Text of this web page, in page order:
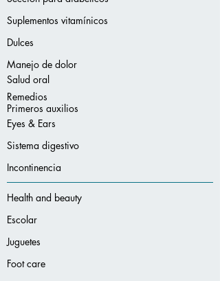
Suplementos vitamínicos
Dulces
Manejo de dolor
Salud oral
Remedios
Primeros auxilios
Eyes & Ears
Sistema digestivo
Incontinencia
Health and beauty
Escolar
Juguetes
Foot care